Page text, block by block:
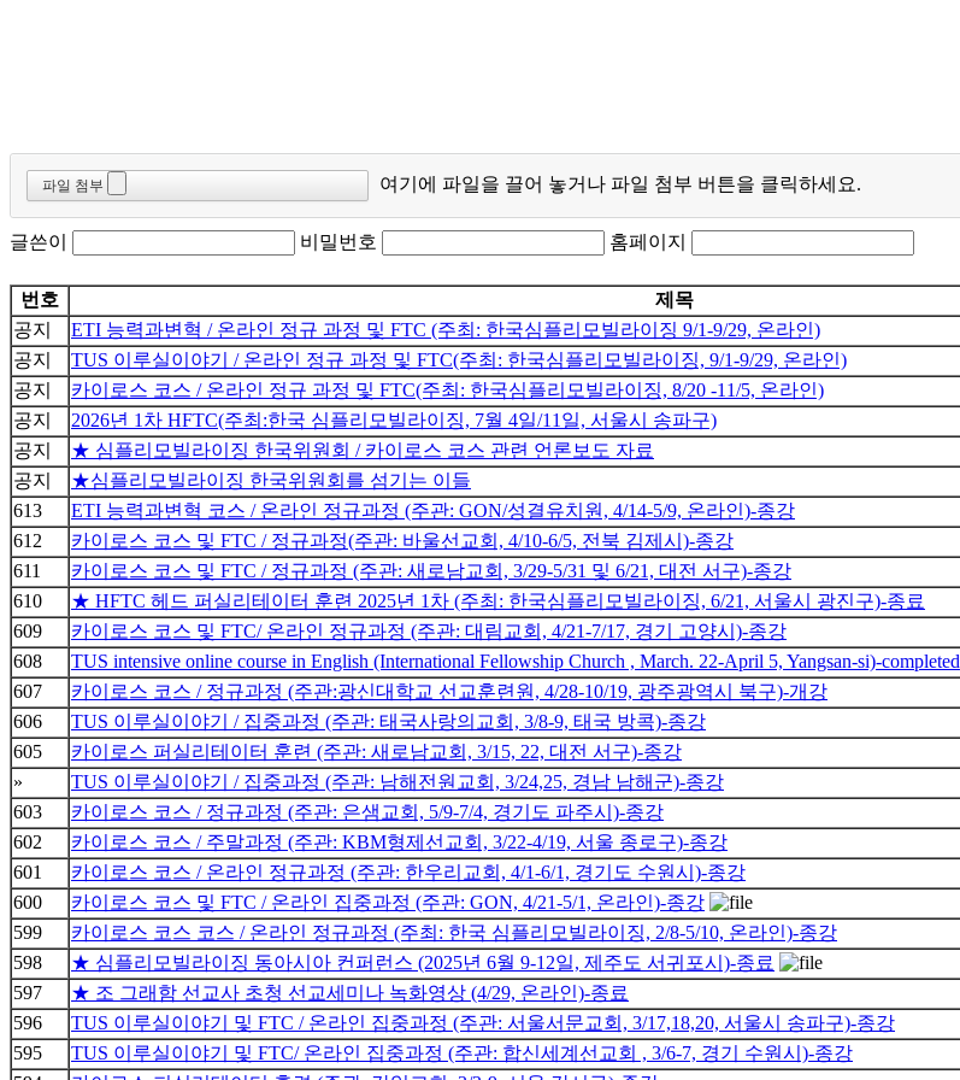
파일 첨부 여기에 파일을 끌어 놓거나 파일 첨부 버튼을 클릭하세요.
글쓴이 비밀번호 홈페이지
번호 제목
공지
ETI 능력과변혁 / 온라인 정규 과정 및 FTC (주최: 한국심플리모빌라이징 9/1-9/29, 온라인)
공지
TUS 이루실이야기 / 온라인 정규 과정 및 FTC(주최: 한국심플리모빌라이징, 9/1-9/29, 온라인)
공지
카이로스 코스 / 온라인 정규 과정 및 FTC(주최: 한국심플리모빌라이징, 8/20 -11/5, 온라인)
공지
2026년 1차 HFTC(주최:한국 심플리모빌라이징, 7월 4일/11일, 서울시 송파구)
공지
★ 심플리모빌라이징 한국위원회 / 카이로스 코스 관련 언론보도 자료
공지
★심플리모빌라이징 한국위원회를 섬기는 이들
613
ETI 능력과변혁 코스 / 온라인 정규과정 (주관: GON/성결유치원, 4/14-5/9, 온라인)-종강
612
카이로스 코스 및 FTC / 정규과정(주관: 바울선교회, 4/10-6/5, 전북 김제시)-종강
611
카이로스 코스 및 FTC / 정규과정 (주관: 새로남교회, 3/29-5/31 및 6/21, 대전 서구)-종강
610
★ HFTC 헤드 퍼실리테이터 훈련 2025년 1차 (주최: 한국심플리모빌라이징, 6/21, 서울시 광진구)-종료
609
카이로스 코스 및 FTC/ 온라인 정규과정 (주관: 대림교회, 4/21-7/17, 경기 고양시)-종강
608
TUS intensive online course in English (International Fellowship Church , March. 22-April 5, Yangsan-si)-completed
607
카이로스 코스 / 정규과정 (주관:광신대학교 선교훈련원, 4/28-10/19, 광주광역시 북구)-개강
606
TUS 이루실이야기 / 집중과정 (주관: 태국사랑의교회, 3/8-9, 태국 방콕)-종강
605
카이로스 퍼실리테이터 훈련 (주관: 새로남교회, 3/15, 22, 대전 서구)-종강
»
TUS 이루실이야기 / 집중과정 (주관: 남해전원교회, 3/24,25, 경남 남해군)-종강
603
카이로스 코스 / 정규과정 (주관: 은샘교회, 5/9-7/4, 경기도 파주시)-종강
602
카이로스 코스 / 주말과정 (주관: KBM형제선교회, 3/22-4/19, 서울 종로구)-종강
601
카이로스 코스 / 온라인 정규과정 (주관: 한우리교회, 4/1-6/1, 경기도 수원시)-종강
600
카이로스 코스 및 FTC / 온라인 집중과정 (주관: GON, 4/21-5/1, 온라인)-종강
599
카이로스 코스 코스 / 온라인 정규과정 (주최: 한국 심플리모빌라이징, 2/8-5/10, 온라인)-종강
598
★ 심플리모빌라이징 동아시아 컨퍼런스 (2025년 6월 9-12일, 제주도 서귀포시)-종료
597
★ 조 그래함 선교사 초청 선교세미나 녹화영상 (4/29, 온라인)-종료
596
TUS 이루실이야기 및 FTC / 온라인 집중과정 (주관: 서울서문교회, 3/17,18,20, 서울시 송파구)-종강
595
TUS 이루실이야기 및 FTC/ 온라인 집중과정 (주관: 합신세계선교회 , 3/6-7, 경기 수원시)-종강